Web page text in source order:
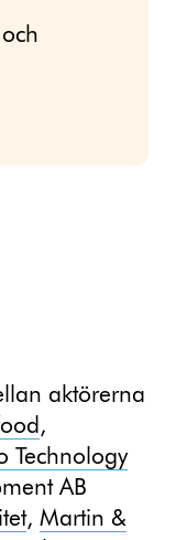
aktörerna
,
Technology
AB
, Martin &